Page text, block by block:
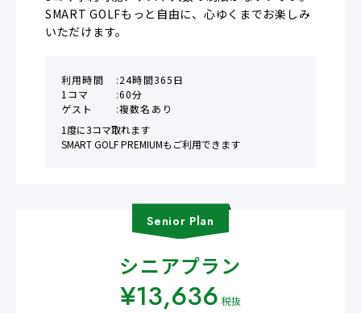
SMART GOLFもっと自由に、心ゆくまでお楽しみ
いただけます。
利用時間
24時間365日
1コマ
60分
ゲスト
複数名あり
1度に3コマ取れます
SMART GOLF PREMIUMもご利用できます
Senior Plan
シニアプラン
¥13,636 税抜